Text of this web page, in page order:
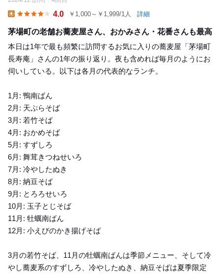
12 4.0 ￥1,000～￥1,999/1人 詳細
茅場町の老舗お蕎麦屋さん、おかみさん・花番さんも最高
本日は1年で最も頻繁に訪問するお気に入りの蕎麦屋「茅場町
長寿庵」さんの1年の振り返り。夜も含めれば毎月のようにお
伺いしている。以下は各月の代表的なランチ。
1月: 鴨南ばん
2月: 天ぷらそば
3月: 若竹そば
4月: おかめそば
5月: すずしろ
6月: 舞茸きつねせいろ
7月: 冷やしたぬき
8月: 納豆そば
9月: とろろせいろ
10月: 玉子とじそば
11月: 牡蠣南ばん
12月: 小えびのかき揚げそば
3月の若竹そば、11月の牡蠣南ばんは季節メニュー、そして冷
やし蕎麦系のすずしろ、冷やしたぬき、納豆そばは夏季限定